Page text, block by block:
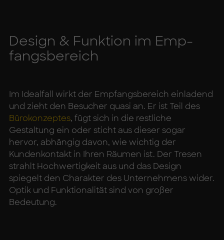
De­sign & Funk­ti­on im Emp­
fangs­be­reich
Im Idealfall wirkt der Empfangsbereich einladend
und zieht den Besucher quasi an. Er ist Teil des
Bürokonzeptes, fügt sich in die restliche
Gestaltung ein oder sticht aus dieser sogar
hervor, abhängig davon, wie wichtig der
Kundenkontakt in Ihren Räumen ist. Der Tresen
strahlt Hochwertigkeit aus und das Design
spiegelt den Charakter des Unternehmens wider.
Optik und Funktionalität sind von großer
Bedeutung.